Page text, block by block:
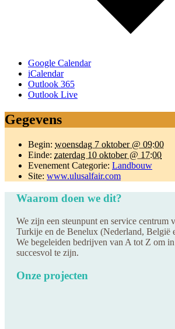
Google Calendar
iCalendar
Outlook 365
Outlook Live
Gegevens
Begin: woensdag 7 oktober @ 09:00
Einde: zaterdag 10 oktober @ 17:00
Evenement Categorie: Landbouw
Site: www.ulusalfair.com
Waarom doen we dit?
We zijn een steunpunt en service centrum
Turkije en de Benelux (Nederland, België
We begeleiden bedrijven van A tot Z om
succesvol te zijn.
Onze projecten